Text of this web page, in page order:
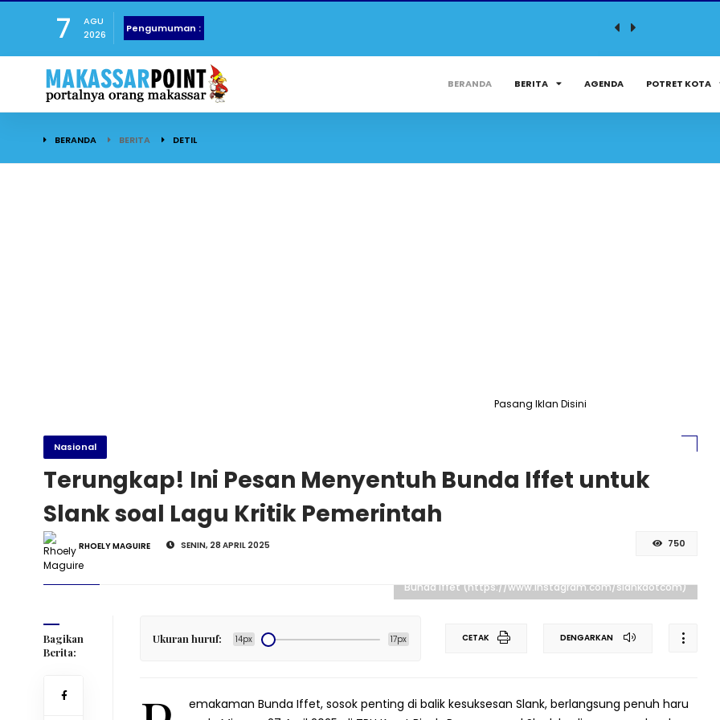
7
AGU
2026
Pengumuman :
BERANDA BERITA AGENDA POTRET KOTA
BERANDA BERITA DETIL
Pasang Iklan Disini
Nasional
Terungkap! Ini Pesan Menyentuh Bunda Iffet untuk
Slank soal Lagu Kritik Pemerintah
RHOELY MAGUIRE SENIN, 28 APRIL 2025 750
Bunda Iffet (https://www.instagram.com/slankdotcom)
Bagikan
Berita:
Ukuran huruf: 14px 17px DENGARKAN
CETAK
emakaman Bunda Iffet, sosok penting di balik kesuksesan Slank, berlangsung penuh haru